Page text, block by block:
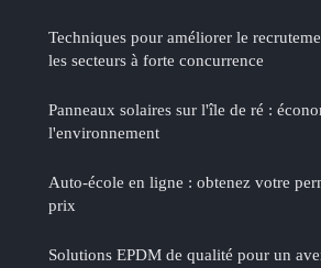
Techniques pour améliorer le
les secteurs à forte concurrence
Panneaux solaires sur l'île de ré :
l'environnement
Auto-école en ligne : obtenez votre
prix
Solutions EPDM de qualité pour un